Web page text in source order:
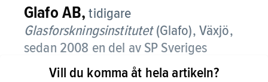
Glafo AB, tidigare
Glasforskningsinstitutet(Glafo), Växjö,
sedan 2008 en del av SP Sveriges
Tekniska Forskningsinstitut.
Vill du komma åt hela artikeln?